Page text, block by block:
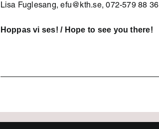
Lisa Fuglesang, efu@kth.se, 072-579 88 36
Hoppas vi ses! / Hope to see you there!